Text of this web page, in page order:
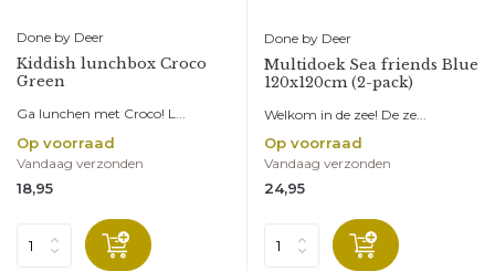
Done by Deer
Kiddish lunchbox Croco
Green
Ga lunchen met Croco! L...
Op voorraad
Vandaag verzonden
18,95
Done by Deer
Multidoek Sea friends Blue
120x120cm (2-pack)
Welkom in de zee! De ze...
Op voorraad
Vandaag verzonden
24,95